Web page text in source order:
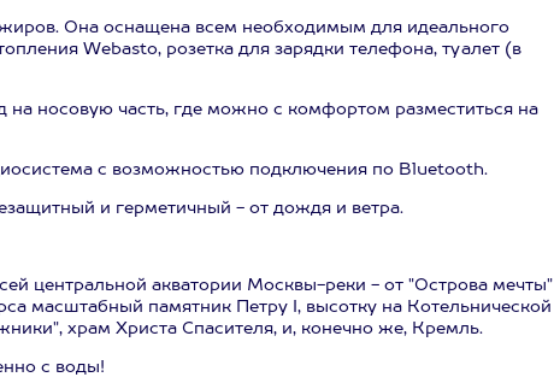
Она оснащена всем необходимым для идеального
Webasto, розетка для зарядки телефона, туалет (в
носовую часть, где можно с комфортом разместиться на
с возможностью подключения по Bluetooth.
и герметичный - от дождя и ветра.
центральной акватории Москвы-реки - от "Острова мечты"
масштабный памятник Петру I, высотку на Котельнической
храм Христа Спасителя, и, конечно же, Кремль.
с воды!